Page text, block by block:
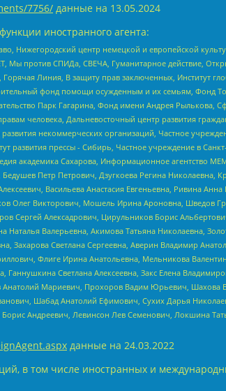
7756/ данные на 13.05.2024
иностранного агента:
Нижегородский центр немецкой и европейской
против СПИДа, СВЕЧА, Гуманитарное действие,
Горячая Линия, В защиту прав заключенных,
фонд помощи осужденным и их семьям, Фонд
Парк Гагарина, Фонд имени Андрея
человека, Дальневосточный центр развития
некоммерческих организаций, Частное
развития прессы - Сибирь, Частное учреждение в
академика Сахарова, Информационное агентство
Бедушев Петр Петрович, Дзугкоева Регина
Васильева Анастасия Евгеньевна, Ривина
Олег Викторович, Мошель Ирина Ароновна, Шведов
Сергей Алексадрович, Цирульников Борис
Наталья Валерьевна, Акимова Татьяна Николаевна,
Захарова Светлана Сергеевна, Аверин Владимир
Флиге Ирина Анатольевна, Мельникова
Ганнушкина Светлана Алексеевна, Закс Елена
Мариевич, Прохоров Вадим Юрьевич, Шахова
Шабад Анатолий Ефимович, Сухих Дарья
Андреевич, Левинсон Лев Семенович, Локшина
данные на 24.03.2022
в том числе иностранных и